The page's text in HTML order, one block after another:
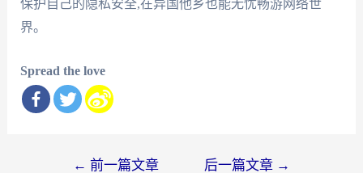
保护自己的隐私安全,在异国他乡也能无忧畅游网络世
界。
Spread the love
← 前一篇文章 后一篇文章 →